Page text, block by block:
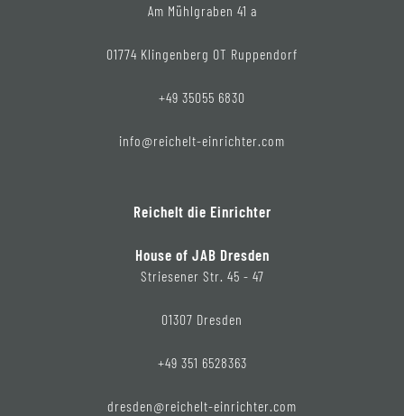
Am Mühlgraben 41 a
01774 Klingenberg OT Ruppendorf
+49 35055 6830
info@reichelt-einrichter.com
Reichelt die Einrichter
House of JAB Dresden
Striesener Str. 45 - 47
01307 Dresden
+49 351 6528363
dresden@reichelt-einrichter.com